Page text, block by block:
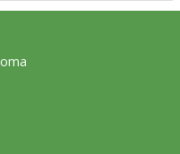
possono fare le